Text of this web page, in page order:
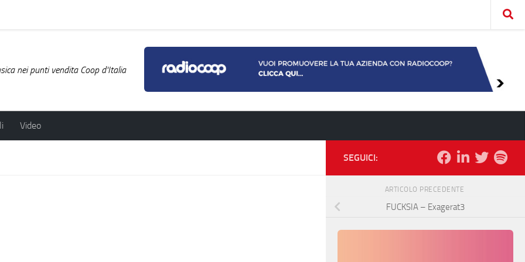
nei punti vendita Coop d'Italia
Video
SEGUICI:
ARTICOLO PRECEDENTE
FUCKSIA – Exagerat3